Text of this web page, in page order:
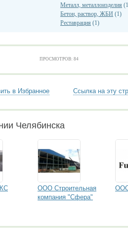
Металл, металлоизделия
Бетон, раствор, ЖБИ (1)
Реставрация (1)
ПРОСМОТРОВ: 84
в Избранное Ссылка на эту
Челябинска
ООО Строительная
компания "Сфера"